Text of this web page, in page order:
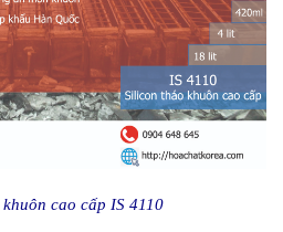
cao cấp IS 4110